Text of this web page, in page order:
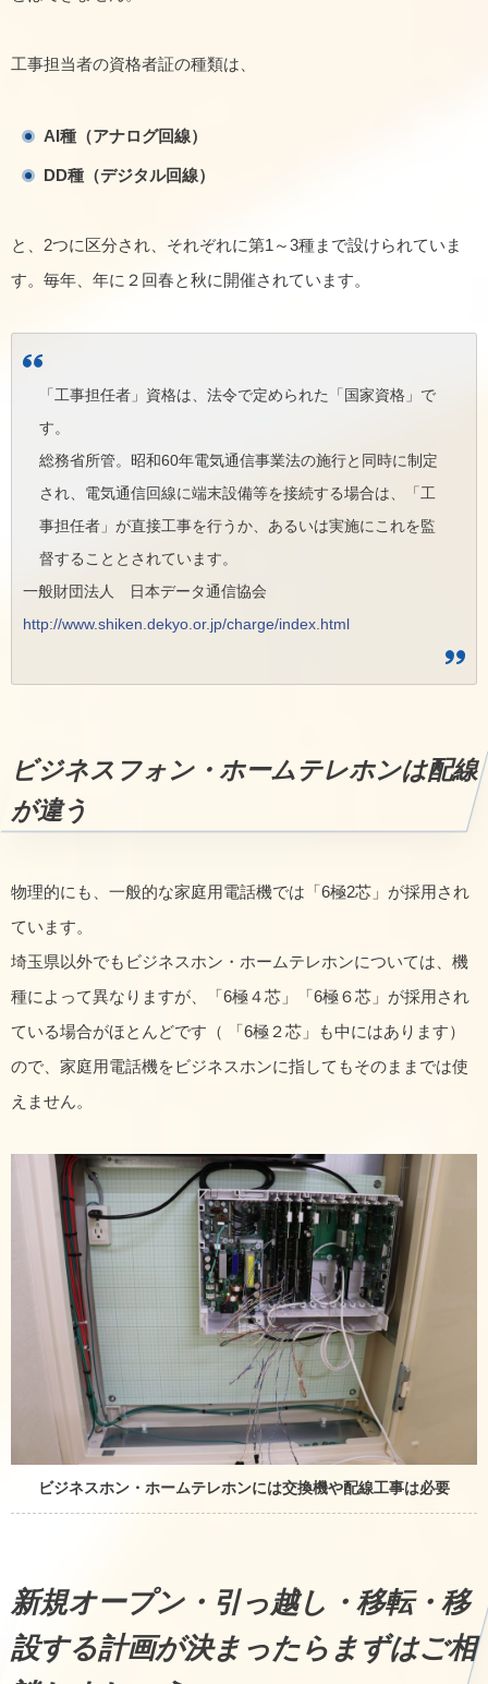
工事担当者の資格者証の種類は、
AI種（アナログ回線）
DD種（デジタル回線）
と、2つに区分され、それぞれに第1～3種まで設けられていま
す。毎年、年に２回春と秋に開催されています。
「工事担任者」資格は、法令で定められた「国家資格」で
す。
総務省所管。昭和60年電気通信事業法の施行と同時に制定
され、電気通信回線に端末設備等を接続する場合は、「工
事担任者」が直接工事を行うか、あるいは実施にこれを監
督することとされています。
一般財団法人 日本データ通信協会
http://www.shiken.dekyo.or.jp/charge/index.html
ビジネスフォン・ホームテレホンは配線
が違う
物理的にも、一般的な家庭用電話機では「6極2芯」が採用され
ています。
埼玉県以外でもビジネスホン・ホームテレホンについては、機
種によって異なりますが、「6極４芯」「6極６芯」が採用され
ている場合がほとんどです（ 「6極２芯」も中にはあります）
ので、家庭用電話機をビジネスホンに指してもそのままでは使
えません。
ビジネスホン・ホームテレホンには交換機や配線工事は必要
新規オープン・引っ越し・移転・移
設する計画が決まったらまずはご相